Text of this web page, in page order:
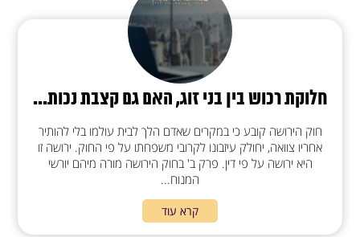
חלוקת רכוש בין בני זוג, האם גם קצבת נכות...
חוק הירושה קובע כי במקרים שאדם הלך לבית עולמו בלי להותיר
אחריו צוואה, יחולק עיזבונו לקרובי משפחתו על פי החוק. ירושה זו
היא ירושה על פי דין. פרק ב' בחוק הירושה מורה מיהם יורשי
המנוח...
קרא עוד